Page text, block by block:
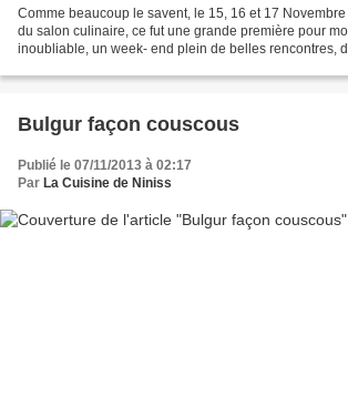
Comme beaucoup le savent, le 15, 16 et 17
du salon culinaire, ce fut une grande première pour
inoubliable, un week- end plein de belles rencontres,
Bulgur façon couscous
Publié le 07/11/2013 à 02:17
Par La Cuisine de Niniss